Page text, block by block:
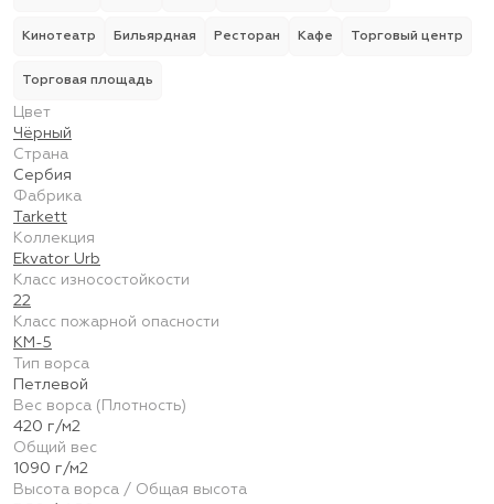
Кинотеатр Бильярдная Ресторан Кафе Торговый центр
Торговая площадь
Цвет
Чёрный
Страна
Сербия
Фабрика
Tarkett
Коллекция
Ekvator Urb
Класс износостойкости
22
Класс пожарной опасности
КМ-5
Тип ворса
Петлевой
Вес ворса (Плотность)
420 г/м2
Общий вес
1090 г/м2
Высота ворса / Общая высота